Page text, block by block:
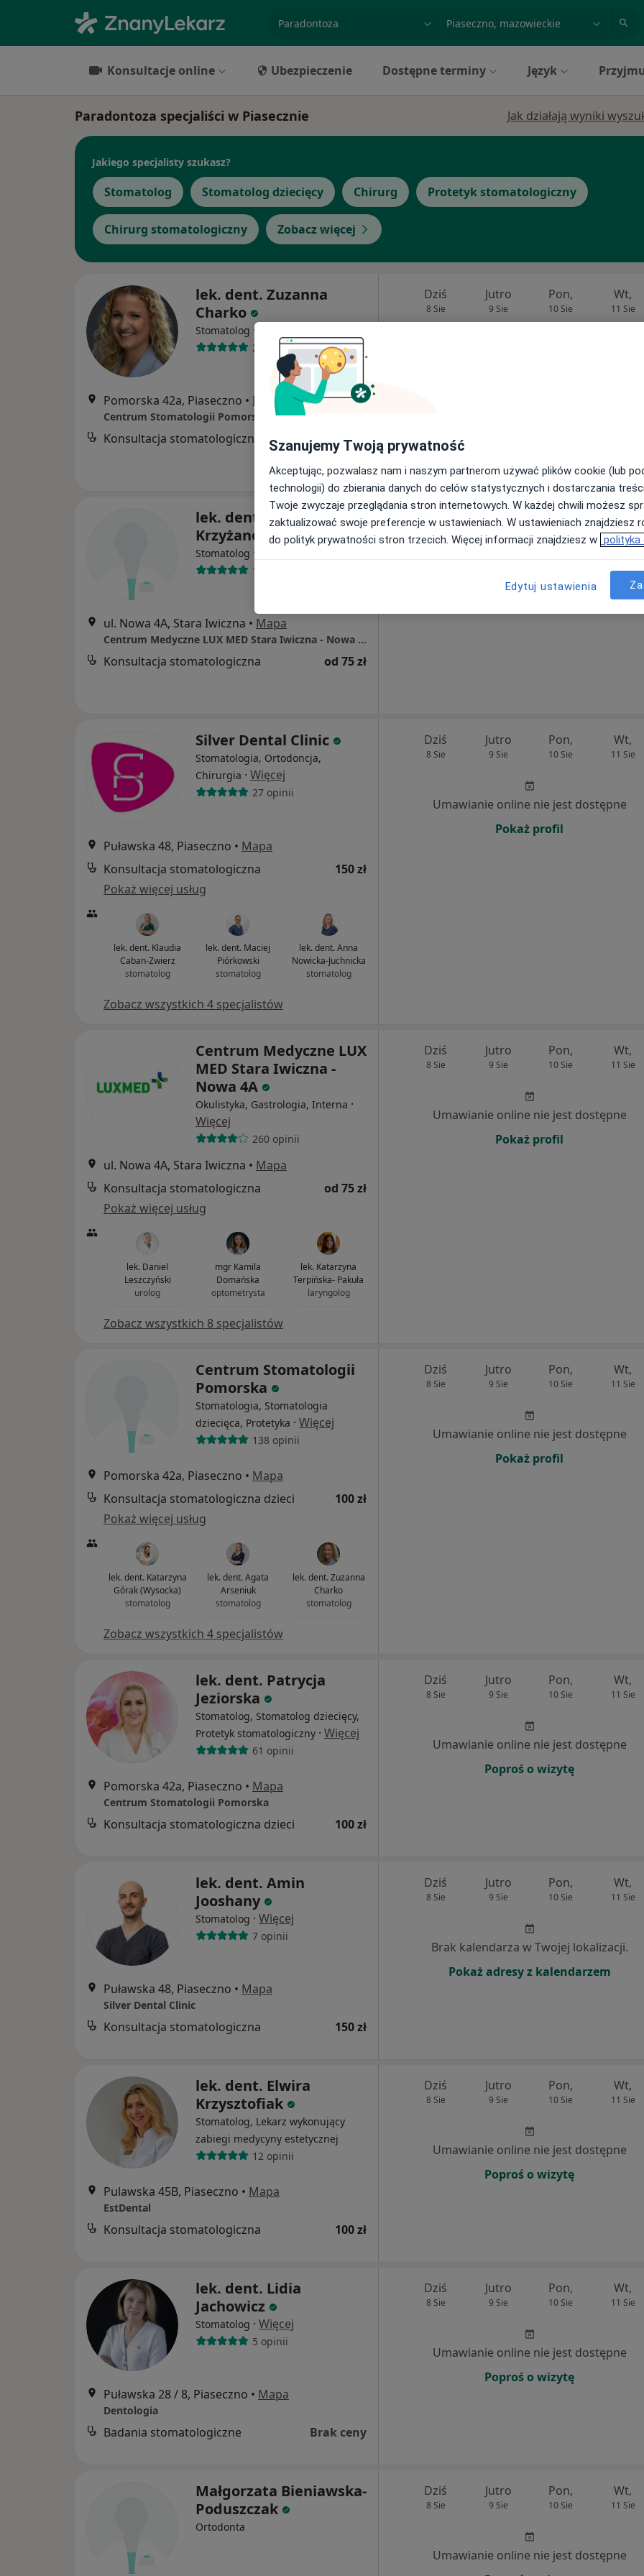
Konsultacje online Ubezpieczenie Dostępne terminy Język
Paradontoza specjaliści w Piasecznie Jak działają wyniki
Jakiego specjalisty szukasz?
Stomatolog Stomatolog dziecięcy Chirurg Protetyk stomatologiczny
Chirurg stomatologiczny Zobacz więcej
lek. dent. Zuzanna
Charko
Stomatolog ·
24 opinie
Pomorska 42a, Piaseczno • Mapa
Centrum Stomatologii Pomorska
Konsultacja stomatologiczna Brak ceny
Dziś
8 Sie
Jutro
9 Sie
Pon,
10 Sie
Wt,
11 Sie
lek. dent. Agnieszka
Krzyżanowska
Stomatolog ·
10 opinii
ul. Nowa 4A, Stara Iwiczna • Mapa
Centrum Medyczne LUX MED Stara Iwiczna - Nowa 4A
Konsultacja stomatologiczna od 75 zł
Dziś Jutro Pon, Wt,
11 Sie
Umawianie online nie jest dostępne
Silver Dental Clinic
Stomatologia, Ortodoncja,
Chirurgia · Więcej
27 opinii
Puławska 48, Piaseczno • Mapa
Konsultacja stomatologiczna
150 zł
Pokaż więcej usług
lek. dent. Klaudia
Caban-Zwierz
stomatolog
lek. dent. Maciej
Piórkowski
stomatolog
lek. dent. Anna
Nowicka-Juchnicka
stomatolog
Zobacz wszystkich 4 specjalistów
Dziś
8 Sie
Jutro
9 Sie
Pon,
10 Sie
Wt,
11 Sie
Umawianie online nie jest dostępne
Pokaż profil
Centrum Medyczne LUX
MED Stara Iwiczna -
Nowa 4A
Okulistyka, Gastrologia, Interna ·
Więcej
260 opinii
ul. Nowa 4A, Stara Iwiczna • Mapa
Konsultacja stomatologiczna
od 75 zł
Pokaż więcej usług
lek. Daniel
Leszczyński
urolog
mgr Kamila
Domańska
optometrysta
lek. Katarzyna
Terpińska- Pakuła
laryngolog
Zobacz wszystkich 8 specjalistów
Dziś
8 Sie
Jutro
9 Sie
Pon,
10 Sie
Wt,
11 Sie
Umawianie online nie jest dostępne
Pokaż profil
Centrum Stomatologii
Pomorska
Stomatologia, Stomatologia
dziecięca, Protetyka · Więcej
138 opinii
Pomorska 42a, Piaseczno • Mapa
Konsultacja stomatologiczna dzieci
100 zł
Pokaż więcej usług
lek. dent. Katarzyna
Górak (Wysocka)
stomatolog
lek. dent. Agata
Arseniuk
stomatolog
lek. dent. Zuzanna
Charko
stomatolog
Zobacz wszystkich 4 specjalistów
Dziś
8 Sie
Jutro
9 Sie
Pon,
10 Sie
Wt,
11 Sie
Umawianie online nie jest dostępne
Pokaż profil
lek. dent. Patrycja
Jeziorska
Stomatolog, Stomatolog dziecięcy,
Protetyk stomatologiczny · Więcej
61 opinii
Pomorska 42a, Piaseczno • Mapa
Centrum Stomatologii Pomorska
Konsultacja stomatologiczna dzieci 100 zł
Dziś
8 Sie
Jutro
9 Sie
Pon,
10 Sie
Wt,
11 Sie
Umawianie online nie jest dostępne
Poproś o wizytę
lek. dent. Amin
Jooshany
Stomatolog · Więcej
7 opinii
Puławska 48, Piaseczno • Mapa
Silver Dental Clinic
Konsultacja stomatologiczna 150 zł
Dziś
8 Sie
Jutro
9 Sie
Pon,
10 Sie
Wt,
11 Sie
Brak kalendarza w Twojej lokalizacji.
Pokaż adresy z kalendarzem
lek. dent. Elwira
Krzysztofiak
Stomatolog, Lekarz wykonujący
zabiegi medycyny estetycznej
12 opinii
Pulawska 45B, Piaseczno • Mapa
EstDental
Konsultacja stomatologiczna 100 zł
Dziś
8 Sie
Jutro
9 Sie
Pon,
10 Sie
Wt,
11 Sie
Umawianie online nie jest dostępne
Poproś o wizytę
lek. dent. Lidia
Jachowicz
Stomatolog · Więcej
5 opinii
Puławska 28 / 8, Piaseczno • Mapa
Dentologia
Badania stomatologiczne Brak ceny
Dziś
8 Sie
Jutro
9 Sie
Pon,
10 Sie
Wt,
11 Sie
Umawianie online nie jest dostępne
Poproś o wizytę
Małgorzata Bieniawska-
Poduszczak
Ortodonta
Dziś
8 Sie
Jutro
9 Sie
Pon,
10 Sie
Wt,
11 Sie
Umawianie online nie jest dostępne
Szanujemy Twoją prywatność
Akceptując, pozwalasz nam i naszym partnerom używać plików cookie (lub
technologii) do zbierania danych do celów statystycznych i dostarczania
Twoje zwyczaje przeglądania stron internetowych. W każdej chwili możesz
zaktualizować swoje preferencje w ustawieniach. W ustawieniach znajdziesz
do polityk prywatności stron trzecich. Więcej informacji znajdziesz w polityka
Edytuj ustawienia